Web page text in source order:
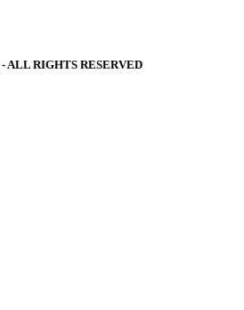
ALL RIGHTS RESERVED